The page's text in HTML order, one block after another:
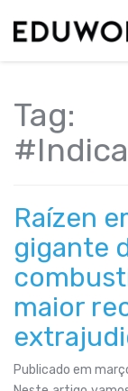
Tag:
Raízen
gigante
maior
Publicado em